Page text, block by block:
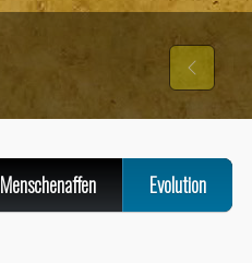
Previous
Menschenaffen Evolution